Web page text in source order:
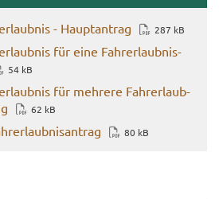
- Haupt­an­trag 287 kB
für eine Fahr­erlaub­nis­
54 kB
für meh­re­re Fahr­erlaub­
62 kB
80 kB